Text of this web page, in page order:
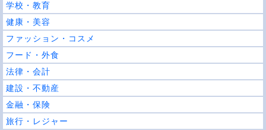
学校・教育
健康・美容
ファッション・コスメ
フード・外食
法律・会計
建設・不動産
金融・保険
旅行・レジャー